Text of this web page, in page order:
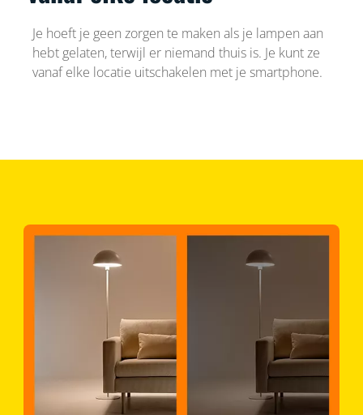
Je hoeft je geen zorgen te maken als je lampen aan
hebt gelaten, terwijl er niemand thuis is. Je kunt ze
vanaf elke locatie uitschakelen met je smartphone.